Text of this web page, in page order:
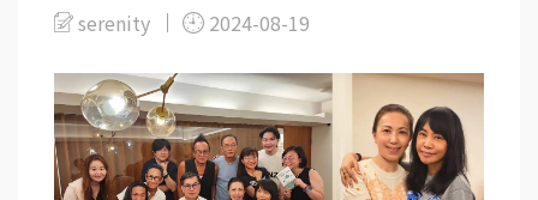
serenity 2024-08-19